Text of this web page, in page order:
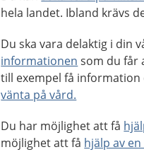
hela landet. Ibland krävs
Du ska vara delaktig i din
informationen som du får
till exempel få
vänta på vård.
Du har möjlighet att få
möjlighet att få hjälp av